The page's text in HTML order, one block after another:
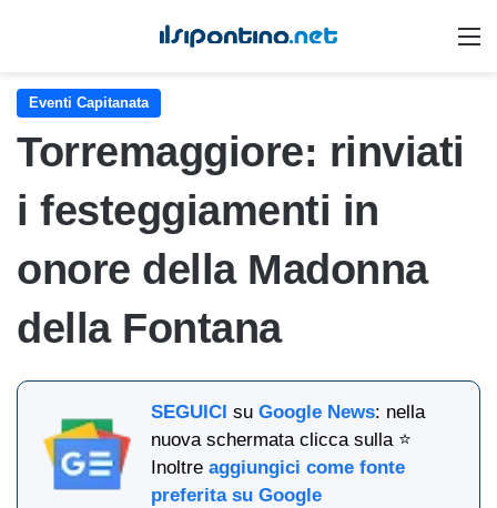
Eventi Capitanata
Torremaggiore: rinviati
i festeggiamenti in
onore della Madonna
della Fontana
SEGUICI suGoogle News: nella
nuova schermata clicca sulla ⭐
Inoltreaggiungici come fonte
preferita su Google